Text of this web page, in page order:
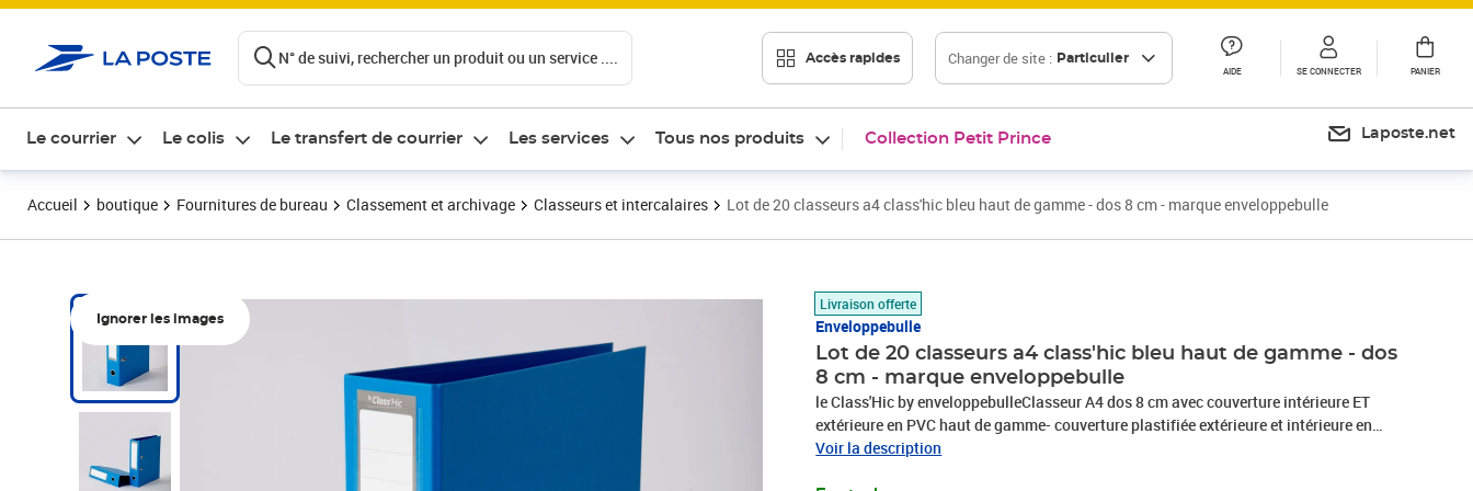
N° de suivi, rechercher un produit ou un service .... Accès rapides Changer de site : Particulier
AIDE SE CONNECTER PANIER
Le courrier Le colis Le transfert de courrier Les services Tous nos produits Collection Petit Prince Laposte.net
Accueil boutique Fournitures de bureau Classement et archivage Classeurs et intercalaires Lot de 20 classeurs a4 class'hic bleu haut de gamme - dos 8 cm - marque enveloppebulle
Ignorer les images
Livraison offerte
Enveloppebulle
Lot de 20 classeurs a4 class'hic bleu haut de gamme - dos
8 cm - marque enveloppebulle
le Class'Hic by enveloppebulleClasseur A4 dos 8 cm avec couverture intérieure ET
extérieure en PVC haut de gamme- couverture plastifiée extérieure et intérieure en
totalité- renforts métalliques sur les bord inférieurs- le top de la qualité dans la
Voir la description
Prix 55,90€